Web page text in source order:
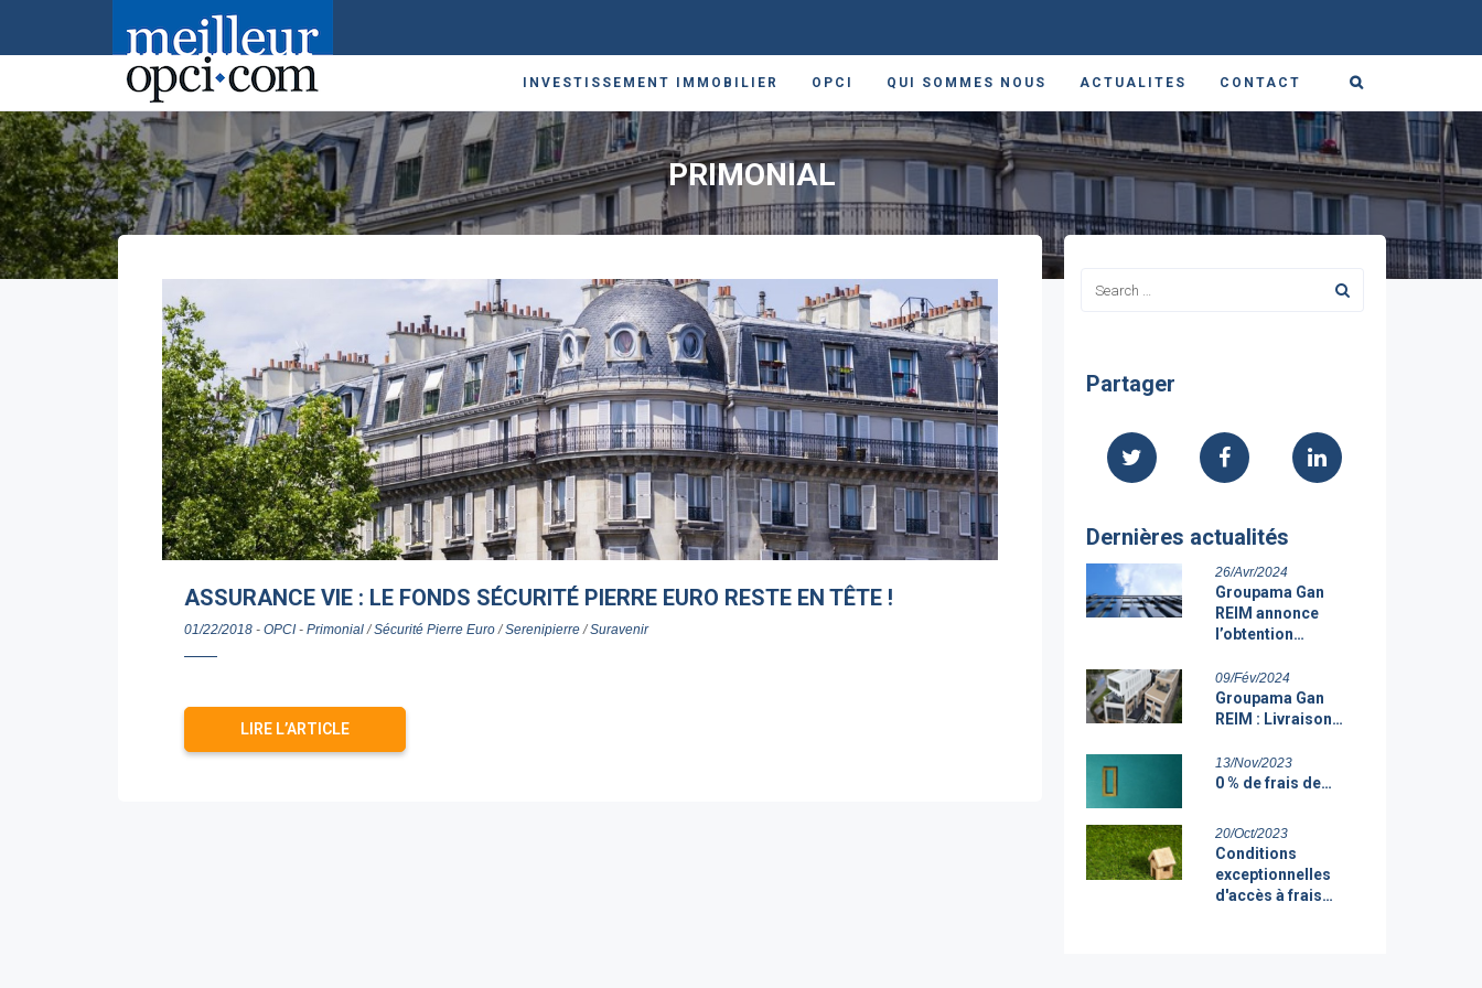
INVESTISSEMENT IMMOBILIER OPCI QUI SOMMES NOUS ACTUALITES CONTACT
Accueil>Primonial
PRIMONIAL
ASSURANCE VIE : LE FONDS SÉCURITÉ PIERRE EURO RESTE EN TÊTE !
01/22/2018 - OPCI- Primonial /Sécurité Pierre Euro /Serenipierre /Suravenir
LIRE L’ARTICLE
Partager
Dernières actualités
26/Avr/2024
Groupama Gan
REIM annonce
l’obtention…
09/Fév/2024
Groupama Gan
REIM : Livraison…
13/Nov/2023
0 % de frais de…
20/Oct/2023
Conditions
exceptionnelles
d'accès à frais…